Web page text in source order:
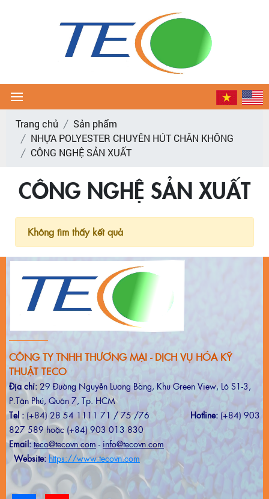
Trang chủ
Sản phẩm
NHỰA POLYESTER CHUYÊN HÚT CHÂN KHÔNG
CÔNG NGHỆ SẢN XUẤT
CÔNG NGHỆ SẢN XUẤT
Không tìm thấy kết quả
CÔNG TY TNHH THƯƠNG MẠI - DỊCH VỤ HÓA KỸ
THUẬT TECO
Địa chỉ: 29 Đường Nguyễn Lương Bằng, Khu Green View, Lô S1-3,
P.Tân Phú, Quận 7, Tp. HCM
Tel : (+84) 28 54 1111 71 / 75 /76 Hotline: (+84) 903
827 589 hoặc (+84) 903 013 830
Email: teco@tecovn.com - info@tecovn.com
Website: https://www.tecovn.com